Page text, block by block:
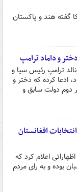
گفته هند و پاکستان
و داماد ترامپ
ترامپ رئیس سیا و
ادعا کرده که دختر و
دوم دولت سابق و
افغانستان
اعلام کرد که
بوده و به رای مردم